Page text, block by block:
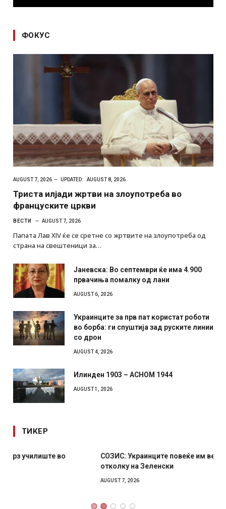
ФОКУС
AUGUST 7, 2026 UPDATED: AUGUST 8, 2026
Триста илјади жртви на злоупотреба во
француските цркви
ВЕСТИ AUGUST 7, 2026
Папата Лав XIV ќе се сретне со жртвите на злоупотреба од
страна на свештеници за…
Јаневска: Во септември ќе има 4.900
првачиња помалку од лани
AUGUST 6, 2026
Украинците за прв пат користат роботи
во борба: ги спуштија зад руските линии
со дрон
AUGUST 4, 2026
Илинден 1903 – АСНОМ 1944
AUGUST 1, 2026
ТИКЕР
СОЗИС: Украинците повеќе им веруваат на генералите